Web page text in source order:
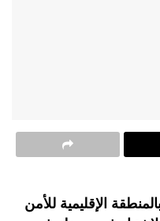
الإقليمية للأمن